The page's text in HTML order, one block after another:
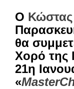
Ο
θα
Χορό της
21η
«